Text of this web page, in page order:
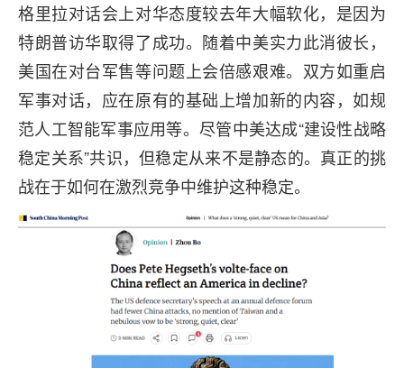
格里拉对话会上对华态度较去年大幅软化，是因为
特朗普访华取得了成功。随着中美实力此消彼长，
美国在对台军售等问题上会倍感艰难。双方如重启
军事对话，应在原有的基础上增加新的内容，如规
范人工智能军事应用等。尽管中美达成“建设性战略
稳定关系”共识，但稳定从来不是静态的。真正的挑
战在于如何在激烈竞争中维护这种稳定。